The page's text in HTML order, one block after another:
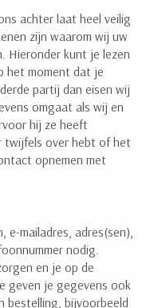
achter laat heel veilig
zijn waarom wij uw
Hieronder kunt je lezen
het moment dat je
partij dan eisen wij
omgaat als wij en
hij ze heeft
twijfels over hebt of het
opnemen met
mailadres, adres(sen),
nodig.
en je op de
geven je gegevens ook
bestelling, bijvoorbeeld